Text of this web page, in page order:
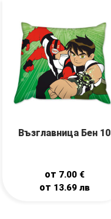
Възглавница Бен 10
от 7.00 €
от 13.69 лв